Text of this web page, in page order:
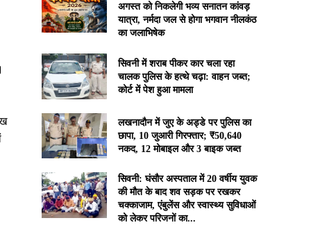
अगस्त को निकलेगी भव्य सनातन कांवड़
यात्रा, नर्मदा जल से होगा भगवान नीलकंठ
का जलाभिषेक
सिवनी में शराब पीकर कार चला रहा
चालक पुलिस के हत्थे चढ़ा: वाहन जब्त;
कोर्ट में पेश हुआ मामला
लखनादौन में जुए के अड्डे पर पुलिस का
छापा, 10 जुआरी गिरफ्तार; ₹50,640
नकद, 12 मोबाइल और 3 बाइक जब्त
सिवनी: घंसौर अस्पताल में 20 वर्षीय युवक
की मौत के बाद शव सड़क पर रखकर
चक्काजाम, एंबुलेंस और स्वास्थ्य सुविधाओं
को लेकर परिजनों का...